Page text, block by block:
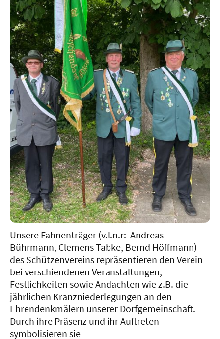
Unsere Fahnenträger (v.l.n.r: Andreas
Bührmann, Clemens Tabke, Bernd Höffmann)
des Schützenvereins repräsentieren den Verein
bei verschiendenen Veranstaltungen,
Festlichkeiten sowie Andachten wie z.B. die
jährlichen Kranzniederlegungen an den
Ehrendenkmälern unserer Dorfgemeinschaft.
Durch ihre Präsenz und ihr Auftreten
symbolisieren sie